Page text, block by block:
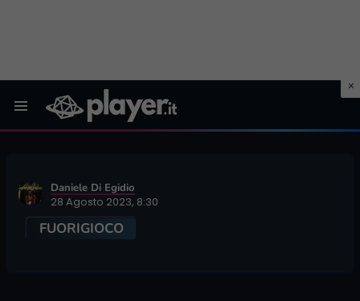
Daniele Di Egidio
28 Agosto 2023, 8:30
FUORIGIOCO